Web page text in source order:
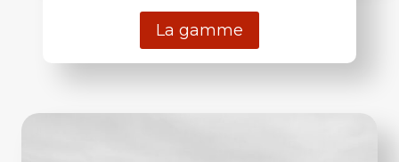
La gamme